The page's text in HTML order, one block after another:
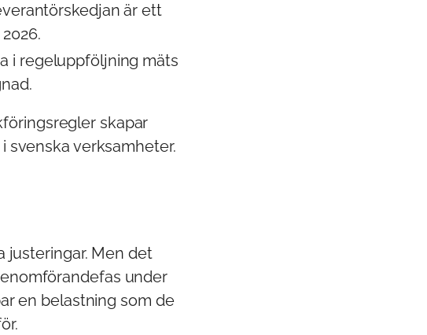
är ett
i regeluppföljning mäts
skapar
svenska verksamheter.
justeringar. Men det
under
en belastning som de